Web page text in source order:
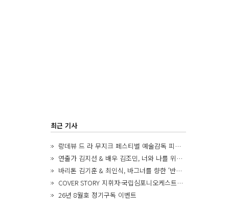
최근 기사
랑데뷰 드 라 무지크 페스티벌 예술감독 피아니스트 김혜진, 5년간의 여정을 돌아보며
연출가 김지선 & 배우 김조민, 너와 나를 위한 ‘모두의 숲’에서 만나는 동심
바리톤 김기훈 & 최인식, 바그너를 향한 ‘반지 원정대’를 앞두고
COVER STORY 지휘자·국립심포니오케스트라 제8대 음악감독 로베르토 아바도
26년 8월호 정기구독 이벤트